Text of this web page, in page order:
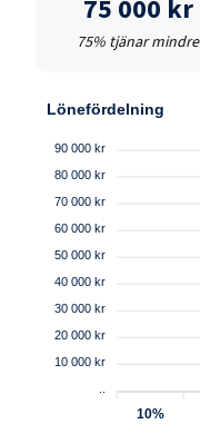
75 000 kr
75% tjänar mindre
Lönefördelning
90 000 kr
80 000 kr
70 000 kr
60 000 kr
50 000 kr
40 000 kr
30 000 kr
20 000 kr
10 000 kr
10%